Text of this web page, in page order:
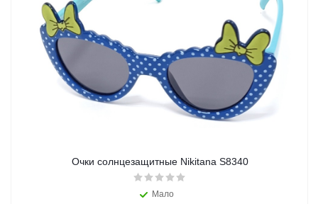
Очки солнцезащитные Nikitana S8340
Мало